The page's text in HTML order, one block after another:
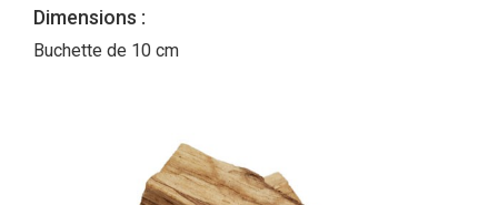
Dimensions :
Buchette de 10 cm